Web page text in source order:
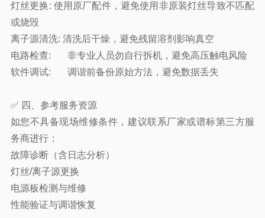
灯丝更换: 使用原厂配件，避免使用非原装灯丝导致不匹配
或烧毁
离子源清洗: 清洗后干燥，避免残留溶剂影响真空
电路检查:
非专业人员勿自行拆机，避免高压触电风险
软件调试: 调谐前备份原始方法，避免数据丢失
✅ 四、参考服务资源
如您不具备现场维修条件，建议联系厂家或谱标第三方服
务商进行：
故障诊断（含日志分析）
灯丝/离子源更换
电源板检测与维修
性能验证与调谐恢复